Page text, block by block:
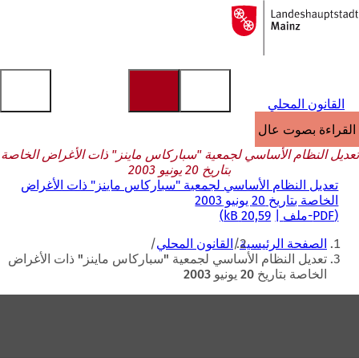
الانتقال إلى المحتوى
إلى
الصفحة
القانون المحلي
القراءة بصوت عالٍ
تعديل النظام الأساسي لجمعية "سباركاس ماينز" ذات الأغراض الخاصة
بتاريخ 20 يونيو 2003
تعديل النظام الأساسي لجمعية "سباركاس ماينز" ذات الأغراض
الخاصة بتاريخ 20 يونيو 2003
PDF-ملف 20,59 kB
أنت
هنا
الصفحة الرئيسية القانون المحلي
تعديل النظام الأساسي لجمعية "سباركاس ماينز" ذات الأغراض
الخاصة بتاريخ 20 يونيو 2003